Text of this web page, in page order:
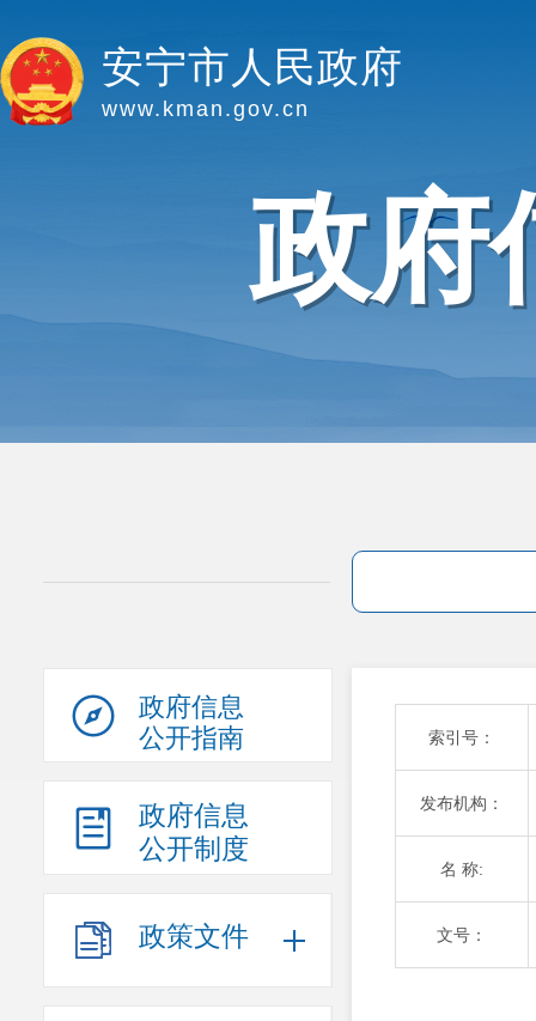
安宁市人民政府
www.kman.gov.cn
政府
政府信息
公开指南
政府信息
公开制度
政策文件
索引号：
发布机构：
名 称:
文号：